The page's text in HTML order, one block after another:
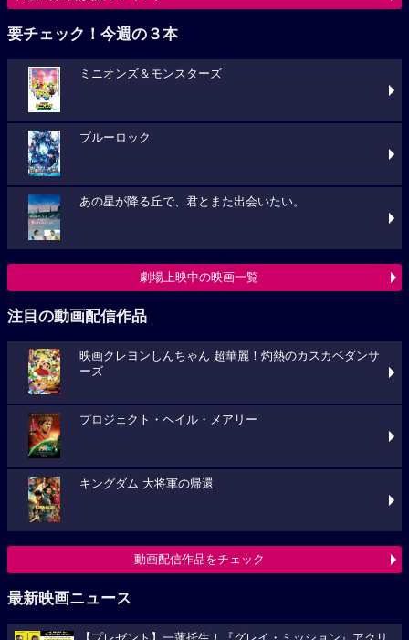
要チェック！今週の３本
ミニオンズ＆モンスターズ
ブルーロック
あの星が降る丘で、君とまた出会いたい。
劇場上映中の映画一覧
注目の動画配信作品
映画クレヨンしんちゃん 超華麗！灼熱のカスカベダンサ
ーズ
プロジェクト・ヘイル・メアリー
キングダム 大将軍の帰還
動画配信作品をチェック
最新映画ニュース